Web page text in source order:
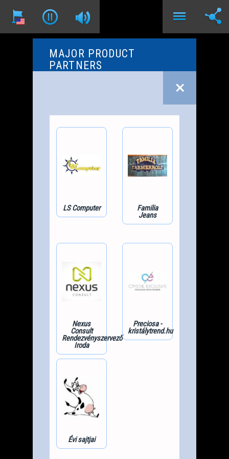
MAJOR PRODUCT
PARTNERS
LS Computer Familia
Jeans
Nexus
Consult
Rendezvényszervező
Iroda
Preciosa -
kristálytrend.hu
Évi sajtjai